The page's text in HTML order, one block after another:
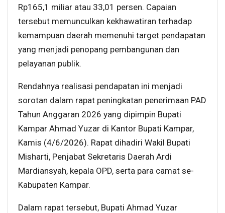
Rp165,1 miliar atau 33,01 persen. Capaian
tersebut memunculkan kekhawatiran terhadap
kemampuan daerah memenuhi target pendapatan
yang menjadi penopang pembangunan dan
pelayanan publik.
Rendahnya realisasi pendapatan ini menjadi
sorotan dalam rapat peningkatan penerimaan PAD
Tahun Anggaran 2026 yang dipimpin Bupati
Kampar Ahmad Yuzar di Kantor Bupati Kampar,
Kamis (4/6/2026). Rapat dihadiri Wakil Bupati
Misharti, Penjabat Sekretaris Daerah Ardi
Mardiansyah, kepala OPD, serta para camat se-
Kabupaten Kampar.
Dalam rapat tersebut, Bupati Ahmad Yuzar